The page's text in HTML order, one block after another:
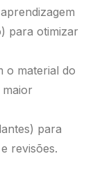
para otimizar
o material do
para
revisões.